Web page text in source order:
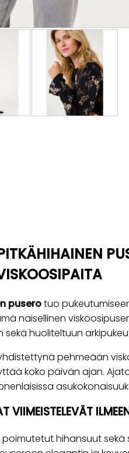
puserotuo
naisellinen
huoliteltuun
pehmeään
koko päivän ajan.
VIIMEISTELEVÄT
hihansuut sekä